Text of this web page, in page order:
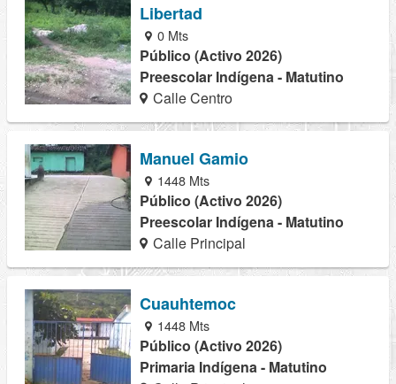
Libertad
0 Mts
Público (Activo 2026)
Preescolar Indígena - Matutino
Calle Centro
Manuel Gamio
1448 Mts
Público (Activo 2026)
Preescolar Indígena - Matutino
Calle Principal
Cuauhtemoc
1448 Mts
Público (Activo 2026)
Primaria Indígena - Matutino